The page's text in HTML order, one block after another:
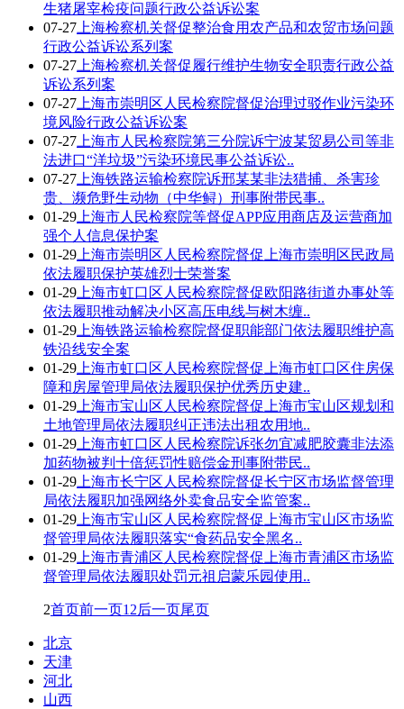
生猪屠宰检疫问题行政公益诉讼案
07-27 上海检察机关督促整治食用农产品和农贸市场问题
行政公益诉讼系列案
07-27 上海检察机关督促履行维护生物安全职责行政公益
诉讼系列案
07-27 上海市崇明区人民检察院督促治理过驳作业污染环
境风险行政公益诉讼案
07-27 上海市人民检察院第三分院诉宁波某贸易公司等非
法进口“洋垃圾”污染环境民事公益诉讼..
07-27 上海铁路运输检察院诉邢某某非法猎捕、杀害珍
贵、濒危野生动物（中华鲟）刑事附带民事..
01-29 上海市人民检察院等督促APP应用商店及运营商加
强个人信息保护案
01-29 上海市崇明区人民检察院督促上海市崇明区民政局
依法履职保护英雄烈士荣誉案
01-29 上海市虹口区人民检察院督促欧阳路街道办事处等
依法履职推动解决小区高压电线与树木缠..
01-29 上海铁路运输检察院督促职能部门依法履职维护高
铁沿线安全案
01-29 上海市虹口区人民检察院督促上海市虹口区住房保
障和房屋管理局依法履职保护优秀历史建..
01-29 上海市宝山区人民检察院督促上海市宝山区规划和
土地管理局依法履职纠正违法出租农用地..
01-29 上海市虹口区人民检察院诉张勿宜减肥胶囊非法添
加药物被判十倍惩罚性赔偿金刑事附带民..
01-29 上海市长宁区人民检察院督促长宁区市场监督管理
局依法履职加强网络外卖食品安全监管案..
01-29 上海市宝山区人民检察院督促上海市宝山区市场监
督管理局依法履职落实“食药品安全黑名..
01-29 上海市青浦区人民检察院督促上海市青浦区市场监
督管理局依法履职处罚元祖启蒙乐园使用..
2首页前一页1 2后一页尾页
北京
天津
河北
山西